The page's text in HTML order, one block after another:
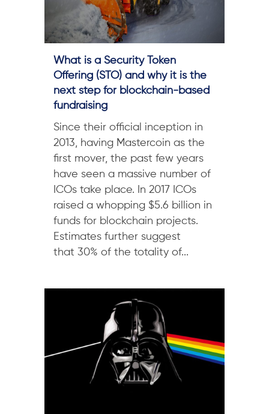
What is a Security Token
Offering (STO) and why it is the
next step for blockchain-based
fundraising
Since their official inception in
2013, having Mastercoin as the
first mover, the past few years
have seen a massive number of
ICOs take place. In 2017 ICOs
raised a whopping $5.6 billion in
funds for blockchain projects.
Estimates further suggest
that 30% of the totality of...